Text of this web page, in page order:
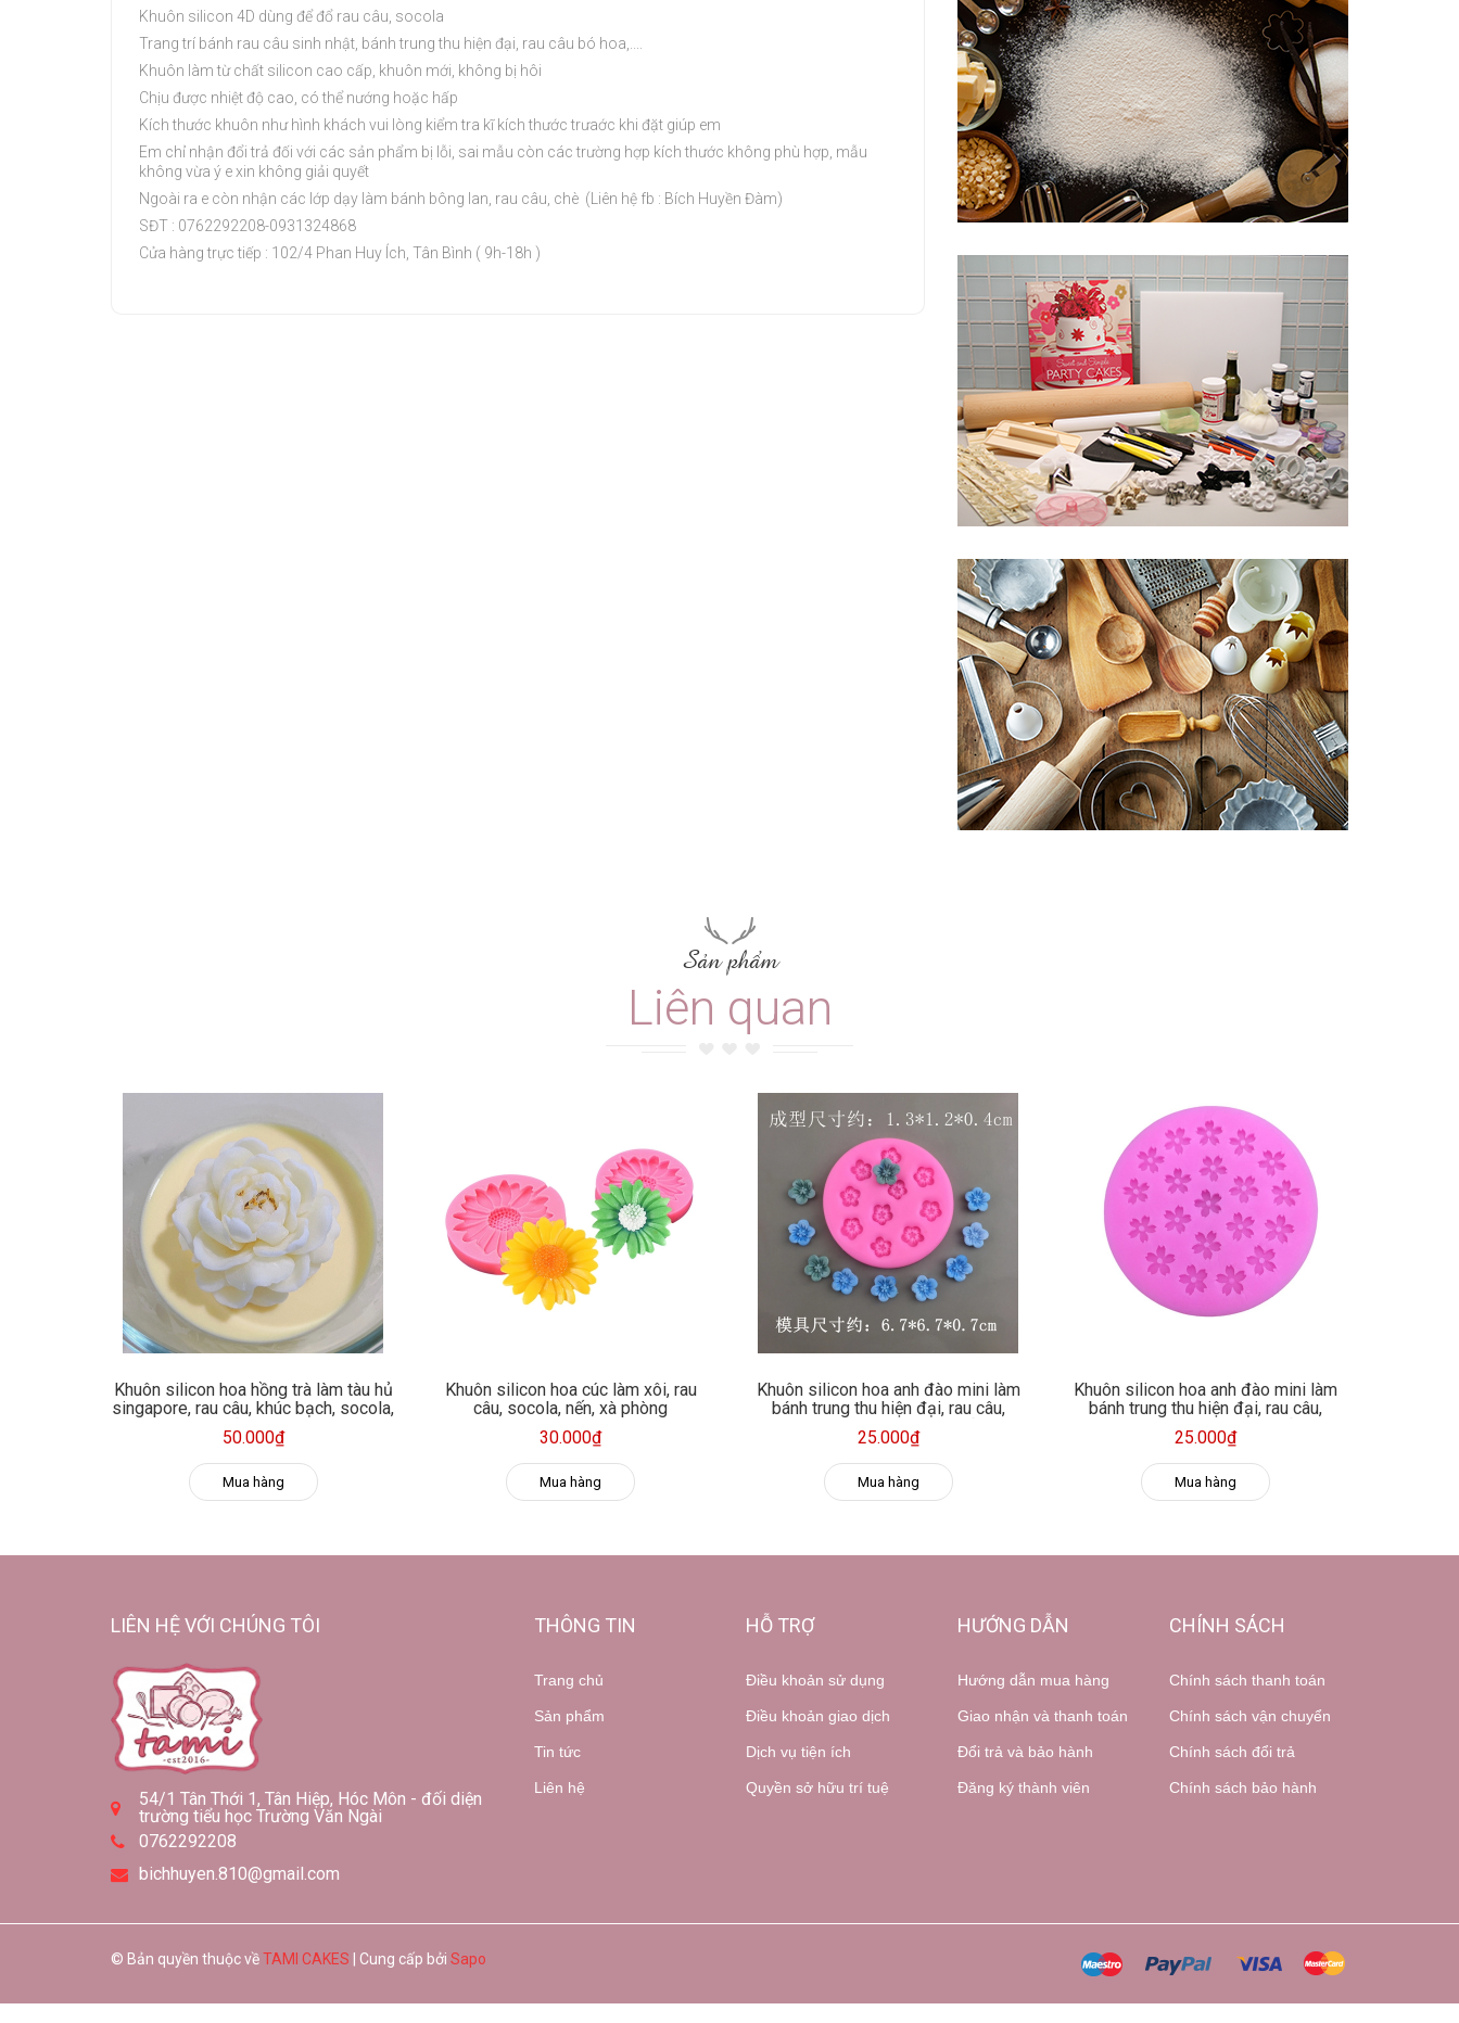
Khuôn silicon 4D dùng để đổ rau câu, socola
Trang trí bánh rau câu sinh nhật, bánh trung thu hiện đại, rau câu bó hoa,....
Khuôn làm từ chất silicon cao cấp, khuôn mới, không bị hôi
Chịu được nhiệt độ cao, có thể nướng hoặc hấp
Kích thước khuôn như hình khách vui lòng kiểm tra kĩ kích thước trưaớc khi đặt giúp em
Em chỉ nhận đổi trả đối với các sản phẩm bị lỗi, sai mẫu còn các trường hợp kích thước không phù hợp, mẫu
không vừa ý e xin không giải quyết
Ngoài ra e còn nhận các lớp dạy làm bánh bông lan, rau câu, chè (Liên hệ fb : Bích Huyền Đàm)
SĐT : 0762292208-0931324868
Cửa hàng trực tiếp : 102/4 Phan Huy Ích, Tân Bình ( 9h-18h )
Sản phẩm
Liên quan
Khuôn silicon hoa hồng trà làm tàu hủ
singapore, rau câu, khúc bạch, socola,
nến thơm
50.000₫
Mua hàng
Khuôn silicon hoa cúc làm xôi, rau
câu, socola, nến, xà phòng
30.000₫
Mua hàng
Khuôn silicon hoa anh đào mini làm
bánh trung thu hiện đại, rau câu,
fondant, socola, trang trí nến, xà
phòng
25.000₫
Mua hàng
Khuôn silicon hoa anh đào mini làm
bánh trung thu hiện đại, rau câu,
fondant, socola, trang trí nến, xà
phòng
25.000₫
Mua hàng
LIÊN HỆ VỚI CHÚNG TÔI
54/1 Tân Thới 1, Tân Hiệp, Hóc Môn - đối diện
trường tiểu học Trường Văn Ngài
0762292208
bichhuyen.810@gmail.com
THÔNG TIN
Trang chủ
Sản phẩm
Tin tức
Liên hệ
HỖ TRỢ
Điều khoản sử dụng
Điều khoản giao dịch
Dịch vụ tiện ích
Quyền sở hữu trí tuệ
HƯỚNG DẪN
Hướng dẫn mua hàng
Giao nhận và thanh toán
Đổi trả và bảo hành
Đăng ký thành viên
CHÍNH SÁCH
Chính sách thanh toán
Chính sách vận chuyển
Chính sách đổi trả
Chính sách bảo hành
© Bản quyền thuộc vềTAMI CAKES | Cung cấp bởi Sapo